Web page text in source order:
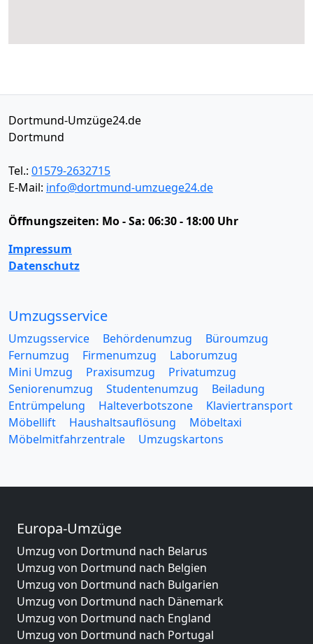
Dortmund-Umzüge24.de
Dortmund
Tel.: 01579-2632715
E-Mail: info@dortmund-umzuege24.de
Öffnungszeiten: Mo - Sa: 06:30 - 18:00 Uhr
Impressum
Datenschutz
Umzugsservice
Umzugsservice Behördenumzug
Büroumzug
Fernumzug
Firmenumzug
Laborumzug
Mini Umzug
Praxisumzug
Privatumzug
Seniorenumzug
Studentenumzug
Beiladung
Entrümpelung
Halteverbotszone
Klaviertransport
Möbellift
Haushaltsauflösung
Möbeltaxi
Möbelmitfahrzentrale
Umzugskartons
Europa-Umzüge
Umzug von Dortmund nach Belarus
Umzug von Dortmund nach Belgien
Umzug von Dortmund nach Bulgarien
Umzug von Dortmund nach Dänemark
Umzug von Dortmund nach England
Umzug von Dortmund nach Portugal